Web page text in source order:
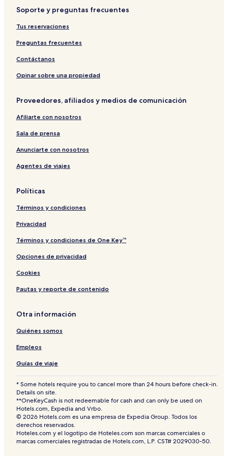
M
a
b
u
r
a
r
k
H
t
H
k
u
r
y
O
e
n
o
t
u
O
n
s
n
a
l
i
g
h
H
e
l
T
i
k
o
Soporte y preguntas frecuentes
Tus reservaciones
Preguntas frecuentes
Contáctanos
Opinar sobre una propiedad
Proveedores, afiliados y medios de comunicación
Afiliarte con nosotros
Sala de prensa
Anunciarte con nosotros
Agentes de viajes
Políticas
Términos y condiciones
Privacidad
Términos y condiciones de One Key™
Opciones de privacidad
Cookies
Pautas y reporte de contenido
Otra información
Quiénes somos
Empleos
Guías de viaje
* Some hotels require you to cancel more than 24 hours before check-in.
Details on site.
**OneKeyCash is not redeemable for cash and can only be used on
Hotels.com, Expedia and Vrbo.
© 2026 Hotels.com es una empresa de Expedia Group. Todos los
derechos reservados.
Hoteles.com y el logotipo de Hoteles.com son marcas comerciales o
marcas comerciales registradas de Hotels.com, L.P. CST# 2029030-50.